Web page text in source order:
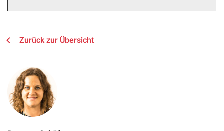
Zurück zur Übersicht